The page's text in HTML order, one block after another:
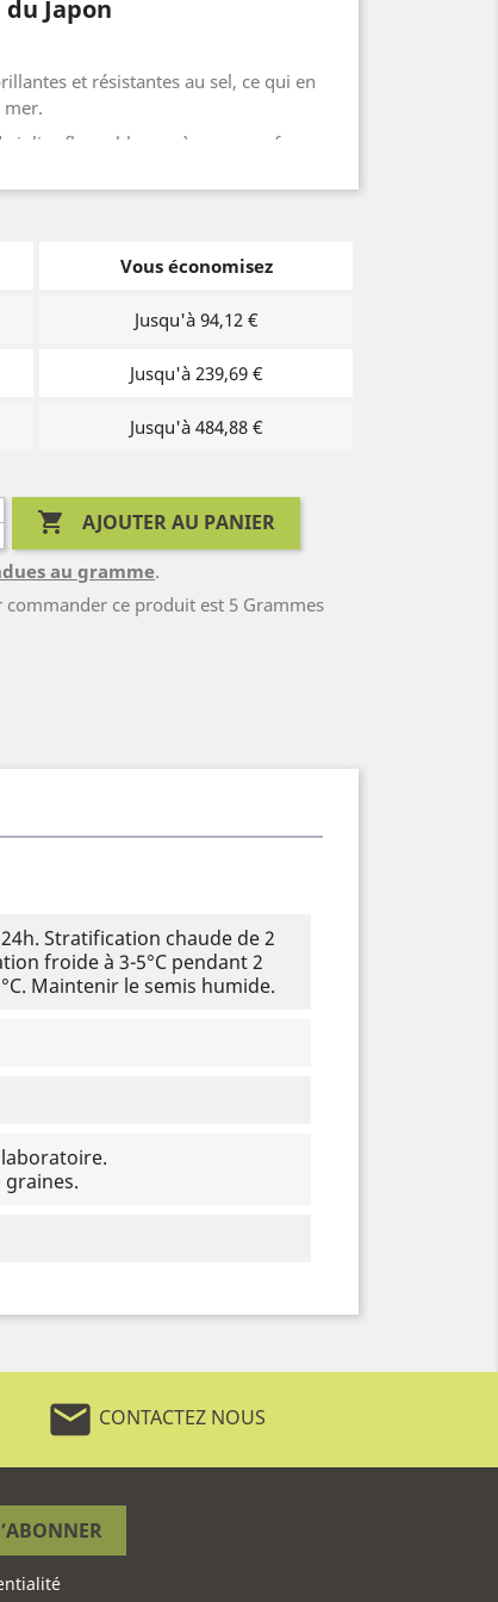
Japon
et résistantes au sel, ce qui en
jolies fleurs blanc-crème au parfum
fruits verts qui s'ouvriront en
vos haies ou écrans naturels.
Vous économisez
Jusqu'à 94,12 €
Jusqu'à 239,69 €
Jusqu'à 484,88 €
 AJOUTER AU PANIER
au gramme.
ce produit est 5 Grammes
Stratification chaude de 2
froide à 3-5°C pendant 2
Maintenir le semis humide.
mail CONTACTEZ NOUS